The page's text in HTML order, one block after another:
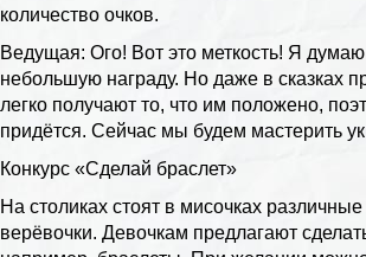
количество очков.
Ведущая: Ого! Вот это меткость! Я
небольшую награду. Но даже в сказках
легко получают то, что им положено,
придётся. Сейчас мы будем мастерить
Конкурс «Сделай браслет»
На столиках стоят в мисочках
верёвочки. Девочкам предлагают